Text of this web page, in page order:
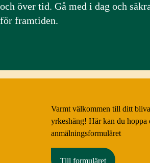
och över tid. Gå med i dag och
för framtiden.
Varmt välkommen till ditt
yrkeshäng! Här kan du hoppa
anmälningsformuläret
Till formuläret